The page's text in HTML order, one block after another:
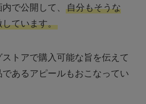
で公開して、 自分もそうな
ています。
トアで購入可能な旨を伝えて
あるアピールもおこなってい